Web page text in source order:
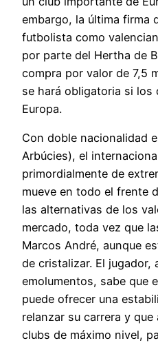
embargo, la última firma
futbolista como
por parte del Hertha de
compra por valor de 7,5
se hará obligatoria si los
Europa.
Con doble nacionalidad
Arbúcies), el
primordialmente de
mueve en todo el frente
las alternativas de los
mercado, toda vez que
Marcos André, aunque
de cristalizar. El jugador,
emolumentos, sabe que
puede ofrecer una
relanzar su carrera y
clubs de máximo nivel,